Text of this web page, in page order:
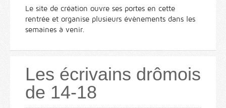
Le site de création ouvre ses portes en cette
rentrée et organise plusieurs évènements dans les
semaines à venir.
Les écrivains drômois
de 14-18